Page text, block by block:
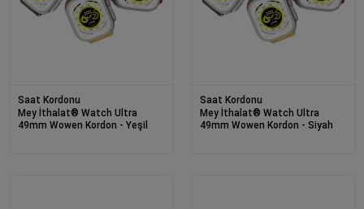
Saat Kordonu
Mey İthalat® Watch Ultra
49mm Wowen Kordon - Yeşil
Saat Kordonu
Mey İthalat® Watch Ultra
49mm Wowen Kordon - Siyah